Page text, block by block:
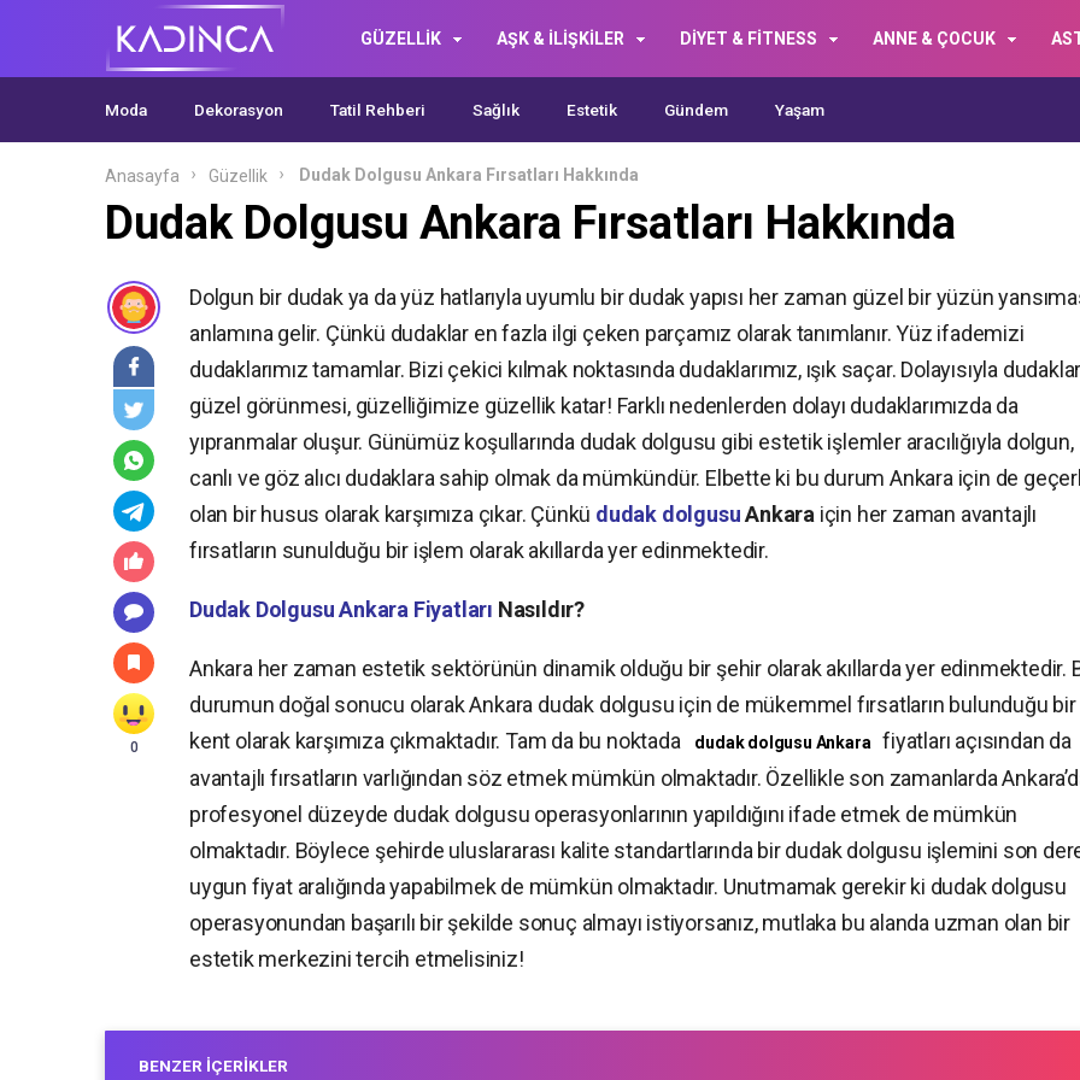
GÜZELLİK AŞK & İLİŞKİLER DİYET & FİTNESS ANNE & ÇOCUK
Moda Dekorasyon Tatil Rehberi Sağlık Estetik Gündem Yaşam
Anasayfa Güzellik Dudak Dolgusu Ankara Fırsatları Hakkında
Dudak Dolgusu Ankara Fırsatları Hakkında
0
Dolgun bir dudak ya da yüz hatlarıyla uyumlu bir dudak yapısı her zaman güzel bir yüzün
anlamına gelir. Çünkü dudaklar en fazla ilgi çeken parçamız olarak tanımlanır. Yüz ifademizi
dudaklarımız tamamlar. Bizi çekici kılmak noktasında dudaklarımız, ışık saçar. Dolayısıyla
güzel görünmesi, güzelliğimize güzellik katar! Farklı nedenlerden dolayı dudaklarımızda da
yıpranmalar oluşur. Günümüz koşullarında dudak dolgusu gibi estetik işlemler aracılığıyla dolgun,
canlı ve göz alıcı dudaklara sahip olmak da mümkündür. Elbette ki bu durum Ankara için de
olan bir husus olarak karşımıza çıkar. Çünkü dudak dolgusuAnkara için her zaman avantajlı
fırsatların sunulduğu bir işlem olarak akıllarda yer edinmektedir.
Dudak Dolgusu Ankara Fiyatları Nasıldır?
Ankara her zaman estetik sektörünün dinamik olduğu bir şehir olarak akıllarda yer edinmektedir.
durumun doğal sonucu olarak Ankara dudak dolgusu için de mükemmel fırsatların bulunduğu bir
kent olarak karşımıza çıkmaktadır. Tam da bu noktada
dudak dolgusu Ankara fiyatları açısından da
avantajlı fırsatların varlığından söz etmek mümkün olmaktadır. Özellikle son zamanlarda
profesyonel düzeyde dudak dolgusu operasyonlarının yapıldığını ifade etmek de mümkün
olmaktadır. Böylece şehirde uluslararası kalite standartlarında bir dudak dolgusu işlemini son
uygun fiyat aralığında yapabilmek de mümkün olmaktadır. Unutmamak gerekir ki dudak dolgusu
operasyonundan başarılı bir şekilde sonuç almayı istiyorsanız, mutlaka bu alanda uzman olan bir
estetik merkezini tercih etmelisiniz!
BENZER İÇERIKLER